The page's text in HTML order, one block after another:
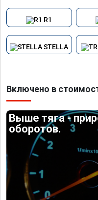
R1
STELLA
Включено в
Выше тяга -
оборотов.